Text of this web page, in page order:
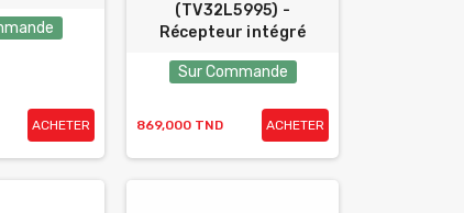
ACHETER
(TV32L5995) -
Récepteur intégré
Sur Commande
869,000 TND ACHETER